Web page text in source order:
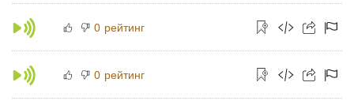
0 рейтинг
0 рейтинг